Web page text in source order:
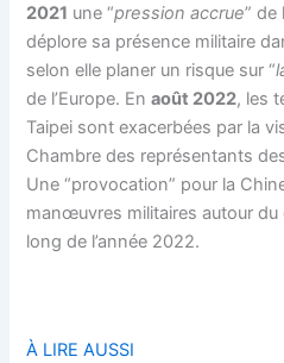
2021 une “pression accrue” de
déplore sa présence militaire
selon elle planer un risque sur “
de l’Europe. Enaoût 2022, les
Taipei sont exacerbées par la
Chambre des représentants
Une “provocation” pour la
manœuvres militaires autour
long de l’année 2022.
À LIRE AUSSI